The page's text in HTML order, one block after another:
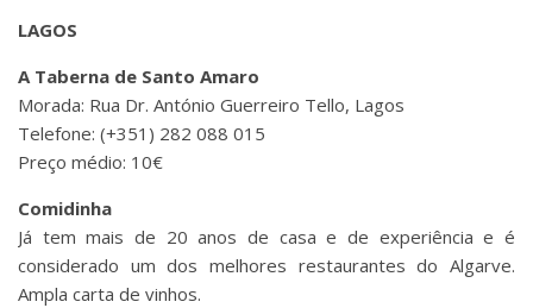
LAGOS
A Taberna de Santo Amaro
Morada: Rua Dr. António Guerreiro Tello, Lagos
Telefone: (+351) 282 088 015
Preço médio: 10€
Comidinha
Já tem mais de 20 anos de casa e de experiência e é
considerado um dos melhores restaurantes do Algarve.
Ampla carta de vinhos.